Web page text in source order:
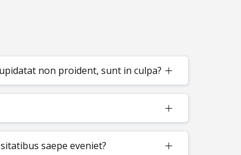
non proident, sunt in culpa?
saepe eveniet?